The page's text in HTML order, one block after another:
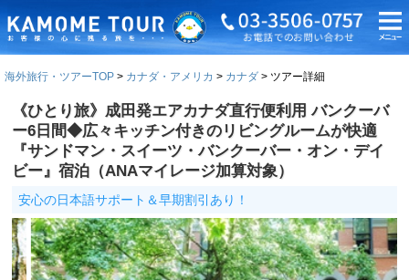
海外旅行・ツアーTOP カナダ・アメリカ カナダ ツアー詳細
《ひとり旅》成田発エアカナダ直行便利用 バンクーバ
ー6日間◆広々キッチン付きのリビングルームが快適
『サンドマン・スイーツ・バンクーバー・オン・デイ
ビー』宿泊（ANAマイレージ加算対象）
安心の日本語サポート＆早期割引あり！